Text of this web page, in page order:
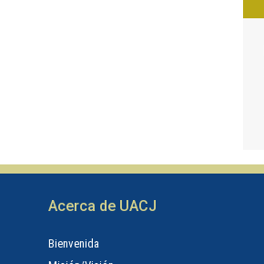
Acerca de UACJ
Bienvenida